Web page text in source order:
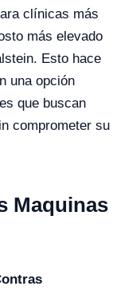
clínicas más
más elevado
Esto hace
una opción
que buscan
comprometer su
Maquinas